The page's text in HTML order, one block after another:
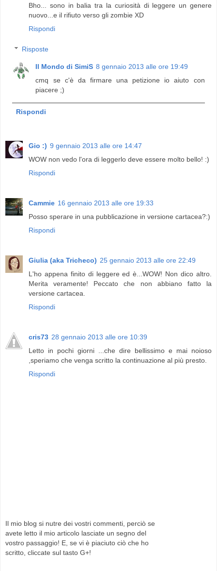
Bho... sono in balia tra la curiosità di leggere un genere
nuovo...e il rifiuto verso gli zombie XD
Rispondi
Risposte
Il Mondo di SimiS 8 gennaio 2013 alle ore 19:49
cmq se c'è da firmare una petizione io aiuto con
piacere ;)
Rispondi
Gio :) 9 gennaio 2013 alle ore 14:47
WOW non vedo l'ora di leggerlo deve essere molto bello! :)
Rispondi
Cammie 16 gennaio 2013 alle ore 19:33
Posso sperare in una pubblicazione in versione cartacea?:)
Rispondi
Giulia (aka Tricheco) 25 gennaio 2013 alle ore 22:49
L'ho appena finito di leggere ed è...WOW! Non dico altro.
Merita veramente! Peccato che non abbiano fatto la
versione cartacea.
Rispondi
cris73 28 gennaio 2013 alle ore 10:39
Letto in pochi giorni ...che dire bellissimo e mai noioso
,speriamo che venga scritto la continuazione al più presto.
Rispondi
Il mio blog si nutre dei vostri commenti, perciò se
avete letto il mio articolo lasciate un segno del
vostro passaggio! E, se vi è piaciuto ciò che ho
scritto, cliccate sul tasto G+!